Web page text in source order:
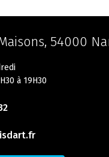
54000
à 19H30